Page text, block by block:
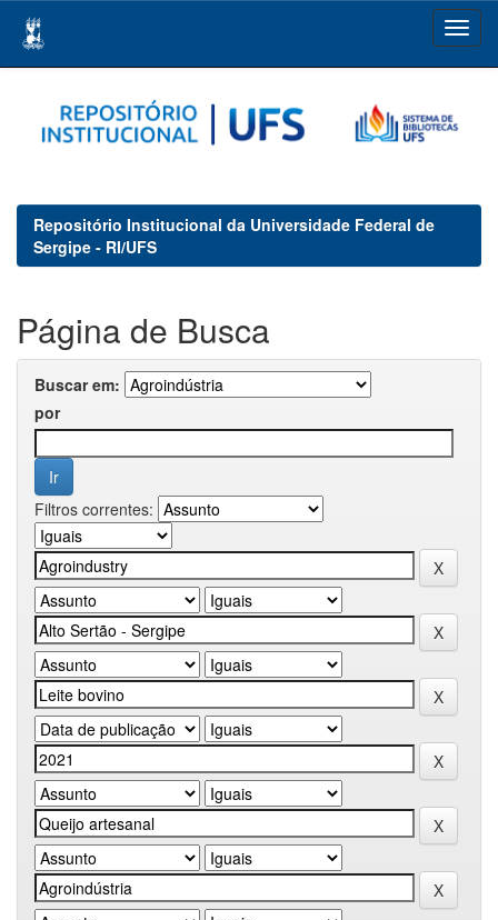
navigation
Repositório Institucional da Universidade Federal de
Sergipe - RI/UFS
Página de Busca
Buscar em:
por
Filtros correntes: